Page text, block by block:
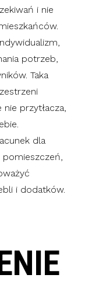
i nie
potrzeb,
Taka
przytłacza,
dla
i dodatków.